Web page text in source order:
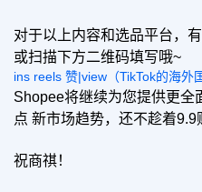
对于以上内容和选品平台，
或扫描下方二维码填写哦~
ins reels 赞|view（TikTok的海外
Shopee将继续为您提供更全
点 新市场趋势，还不趁着9.9
祝商祺！